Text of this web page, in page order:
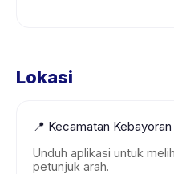
Lokasi
📍 Kecamatan Kebayoran
Unduh aplikasi untuk
petunjuk arah.